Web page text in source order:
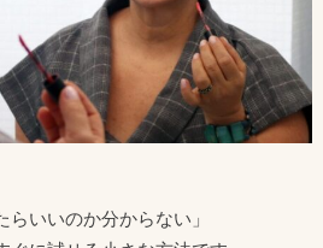
らいいのか分からない」